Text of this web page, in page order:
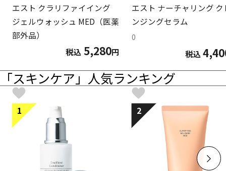
エスト クラリファイイング
ジェルウォッシュ MED（医薬
部外品）
税込 5,280円
エスト ナーチャリング ク
ンジングセラム
0
税込
「スキンケア」人気ランキング
1 2